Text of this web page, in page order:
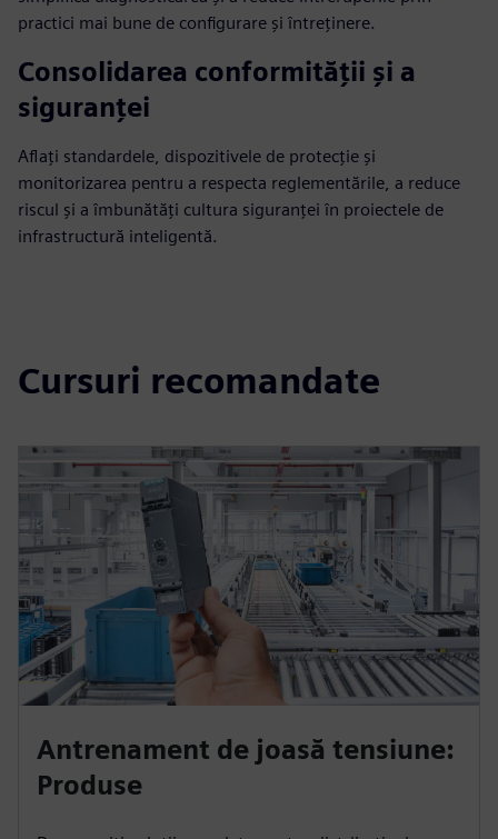
practici mai bune de configurare și întreținere.
Consolidarea conformității și a
siguranței
Aflați standardele, dispozitivele de protecție și
monitorizarea pentru a respecta reglementările, a reduce
riscul și a îmbunătăți cultura siguranței în proiectele de
infrastructură inteligentă.
Cursuri recomandate
Antrenament de joasă tensiune:
Produse